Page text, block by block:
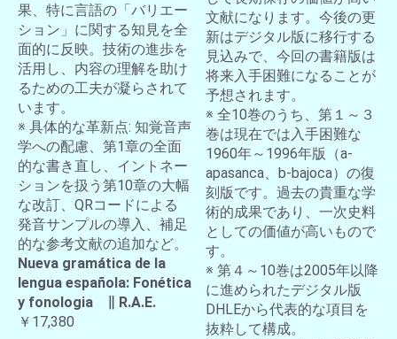
果、特に言語の「バリエー
ション」に関する知見を全
面的に反映。技術の進歩を
活用し、内容の理解を助け
るための工夫が凝らされて
います。
※ 具体的な革新点: 知覚音声
学への配慮、第1章の全面
的な書き直し、イントネー
ションを扱う第10章の大幅
な改訂、QRコードによる
発音サンプルの導入、補足
的な参考文献の追加など。
Nueva gramática de la
lengua española: Fonética
y fonologia ∥ R.A.E.
￥17,380
文献になります。今後の更
新はデジタル版に移行する
見込みで、今回の書籍版は
将来入手困難になることが
予想されます。
※ 全10巻のうち、第１～３
巻は現在では入手困難な
1960年～1996年版（a-
apasanca、b-bajoca）の復
刻版です。過去の貴重な学
術的成果であり、一次史料
としての価値が高いもので
す。
※ 第４～10巻は2005年以降
に進められたデジタル版
DHLEから代表的な項目を
抜粋して構成。